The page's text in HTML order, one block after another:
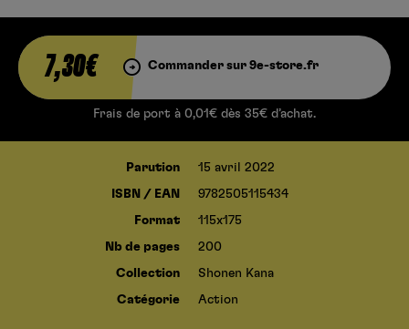
7,30€ Commander sur 9e-store.fr
Frais de port à 0,01€ dès 35€ d’achat.
Parution 15 avril 2022
ISBN / EAN 9782505115434
Format 115x175
Nb de pages 200
Collection Shonen Kana
Catégorie Action
MISSIO
YOZAK